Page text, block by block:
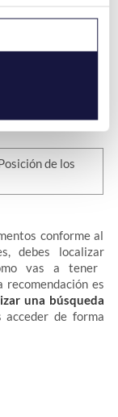
conforme al
debes localizar
vas a tener
recomendación es
una búsqueda
acceder de forma